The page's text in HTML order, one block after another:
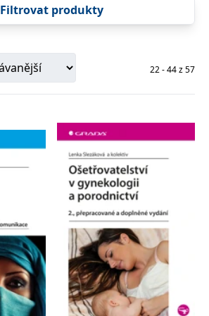
Filtrovat produkty
22-44z57
PHP.net
Zavřením
Cookie
na jazyce
PHP. Toto je
identifikátor
proměnných
uživatelů.
jedná o
náhodně
vygenerované
číslo, jeho
použití může
být specifické
pro daný
web, ale
dobrým
příkladem je
udržování
přihlášeného
stavu
uživatele mezi
stránkami.